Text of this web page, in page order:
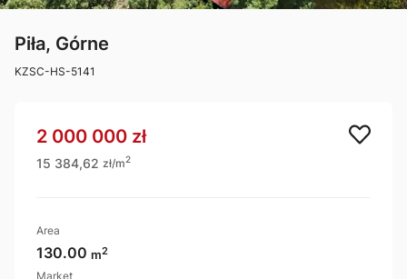
Piła, Górne
KZSC-HS-5141
2 000 000 zł
15 384,62 zł/m2
Area
130.00 m2
Market